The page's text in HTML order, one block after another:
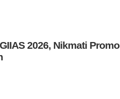
2026, Nikmati Promo